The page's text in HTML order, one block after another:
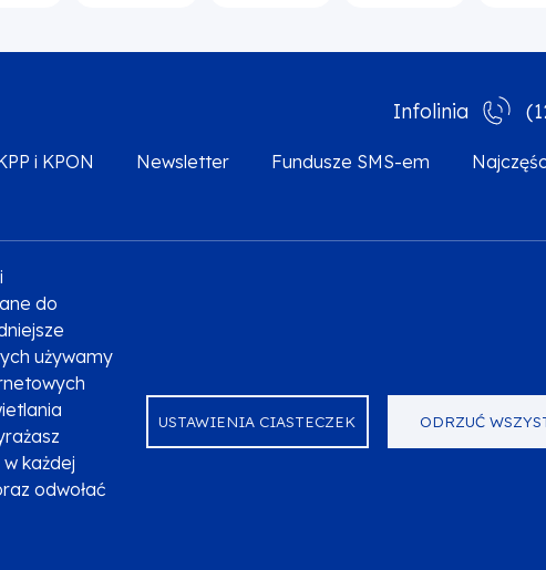
do
używamy
każdej
odwołać
USTAWIENIA CIASTECZEK ODRZUĆ
Infolinia
i KPON Newsletter Fundusze SMS-em
dostępności
dla Małopolski na lata 2021-2027.